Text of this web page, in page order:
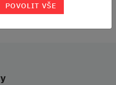
POVOLIT VŠE